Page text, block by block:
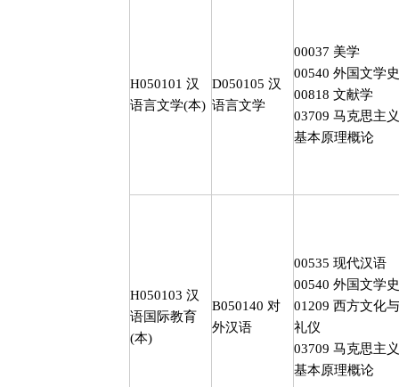
H050101 汉
语言文学(本)
D050105 汉
语言文学
00037 美学
00540 外国文学史
00818 文献学
03709 马克思主义
基本原理概论
H050103 汉
语国际教育
(本)
B050140 对
外汉语
00535 现代汉语
00540 外国文学史
01209 西方文化与
礼仪
03709 马克思主义
基本原理概论